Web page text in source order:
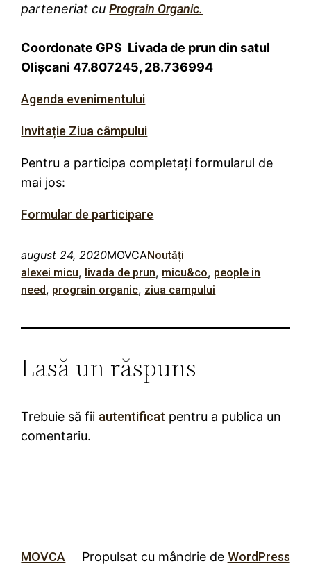
parteneriat cuPrograin Organic.
Coordonate GPS Livada de prun din satul
Olișcani 47.807245, 28.736994
Agenda evenimentului
Invitație Ziua câmpului
Pentru a participa completați formularul de
mai jos:
Formular de participare
august 24, 2020MOVCANoutăți
alexei micu, livada de prun, micu&co, people in
need, prograin organic, ziua campului
Lasă un răspuns
Trebuie să fii autentificat pentru a publica un
comentariu.
MOVCA Propulsat cu mândrie de WordPress